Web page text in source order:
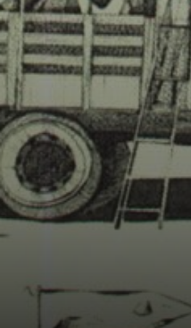
pueblo
los
Martins